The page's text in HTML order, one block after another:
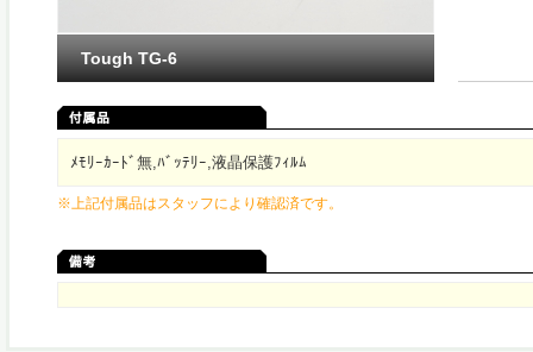
Tough TG-6
ﾒﾓﾘｰｶｰﾄﾞ無,ﾊﾞｯﾃﾘｰ,液晶保護ﾌｨﾙﾑ
※上記付属品はスタッフにより確認済です。